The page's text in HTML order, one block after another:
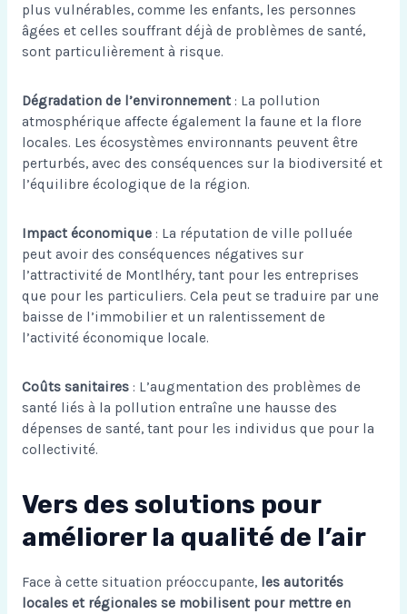
plus vulnérables, comme les enfants, les personnes
âgées et celles souffrant déjà de problèmes de santé,
sont particulièrement à risque.
Dégradation de l’environnement: La pollution
atmosphérique affecte également la faune et la flore
locales. Les écosystèmes environnants peuvent être
perturbés, avec des conséquences sur la biodiversité et
l’équilibre écologique de la région.
Impact économique: La réputation de ville polluée
peut avoir des conséquences négatives sur
l’attractivité de Montlhéry, tant pour les entreprises
que pour les particuliers. Cela peut se traduire par une
baisse de l’immobilier et un ralentissement de
l’activité économique locale.
Coûts sanitaires: L’augmentation des problèmes de
santé liés à la pollution entraîne une hausse des
dépenses de santé, tant pour les individus que pour la
collectivité.
Vers des solutions pour
améliorer la qualité de l’air
Face à cette situation préoccupante, les autorités
locales et régionales se mobilisent pour mettre en